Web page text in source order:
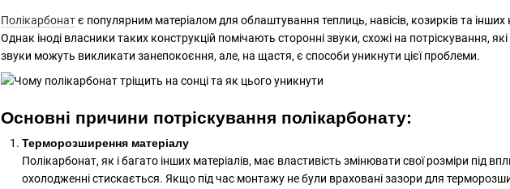
Полікарбонатє популярним матеріалом для облаштування теплиць, навісів, козирків та інших
Однак іноді власники таких конструкцій помічають сторонні звуки, схожі на потріскування,
звуки можуть викликати занепокоєння, але, на щастя, є способи уникнути цієї проблеми.
Основні причини потріскування полікарбонату:
Терморозширення матеріалу
Полікарбонат, як і багато інших матеріалів, має властивість змінювати свої розміри під
охолодженні стискається. Якщо під час монтажу не були враховані зазори для